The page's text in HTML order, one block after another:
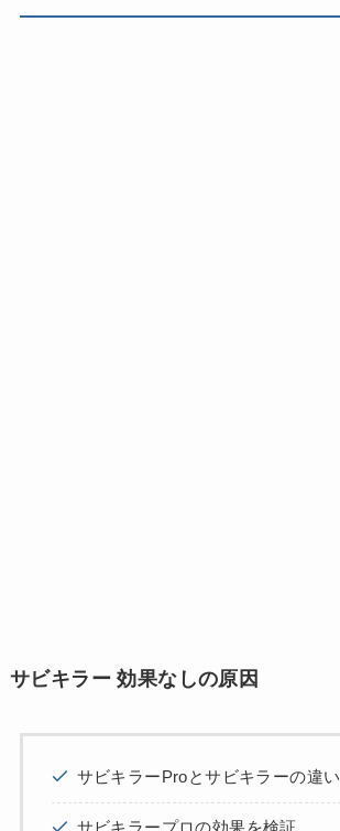
サビキラー 効果なしの原因
サビキラーProとサビキラーの違い
サビキラープロの効果を検証